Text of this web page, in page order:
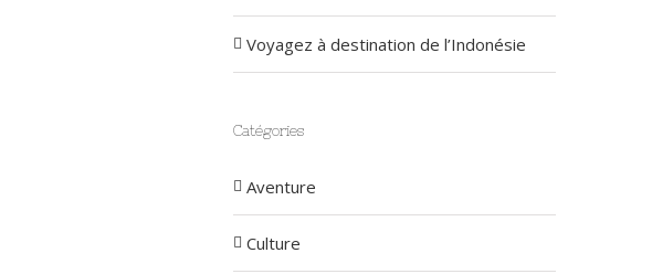
Voyagez à destination de l’Indonésie
Catégories
Aventure
Culture